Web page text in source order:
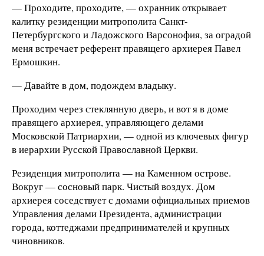
— Проходите, проходите, — охранник открывает
калитку резиденции митрополита Санкт-
Петербургского и Ладожского Варсонофия, за оградой
меня встречает референт правящего архиерея Павел
Ермошкин.
— Давайте в дом, подождем владыку.
Проходим через стеклянную дверь, и вот я в доме
правящего архиерея, управляющего делами
Московской Патриархии, — одной из ключевых фигур
в иерархии Русской Православной Церкви.
Резиденция митрополита — на Каменном острове.
Вокруг — сосновый парк. Чистый воздух. Дом
архиерея соседствует с домами официальных приемов
Управления делами Президента, администрации
города, коттеджами предпринимателей и крупных
чиновников.